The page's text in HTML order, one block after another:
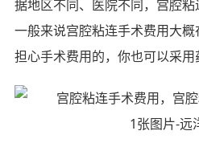
据地区不同、医院不同，宫腔
一般来说宫腔粘连手术费用大
担心手术费用的，你也可以采用